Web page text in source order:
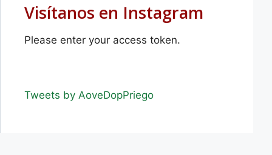
Visítanos en Instagram
Please enter your access token.
Tweets by AoveDopPriego